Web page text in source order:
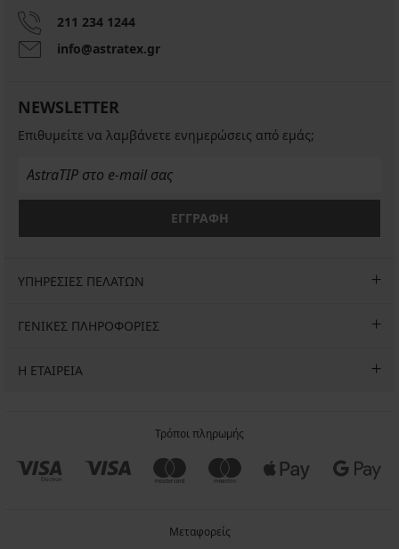
211 234 1244
info@astratex.gr
NEWSLETTER
Επιθυμείτε να λαμβάνετε ενημερώσεις από εμάς;
ΕΓΓΡΑΦΗ
ΥΠΗΡΕΣΙΕΣ ΠΕΛΑΤΩΝ
ΓΕΝΙΚΕΣ ΠΛΗΡΟΦΟΡΙΕΣ
Η ΕΤΑΙΡΕΙΑ
Τρόποι πληρωμής
Μεταφορείς